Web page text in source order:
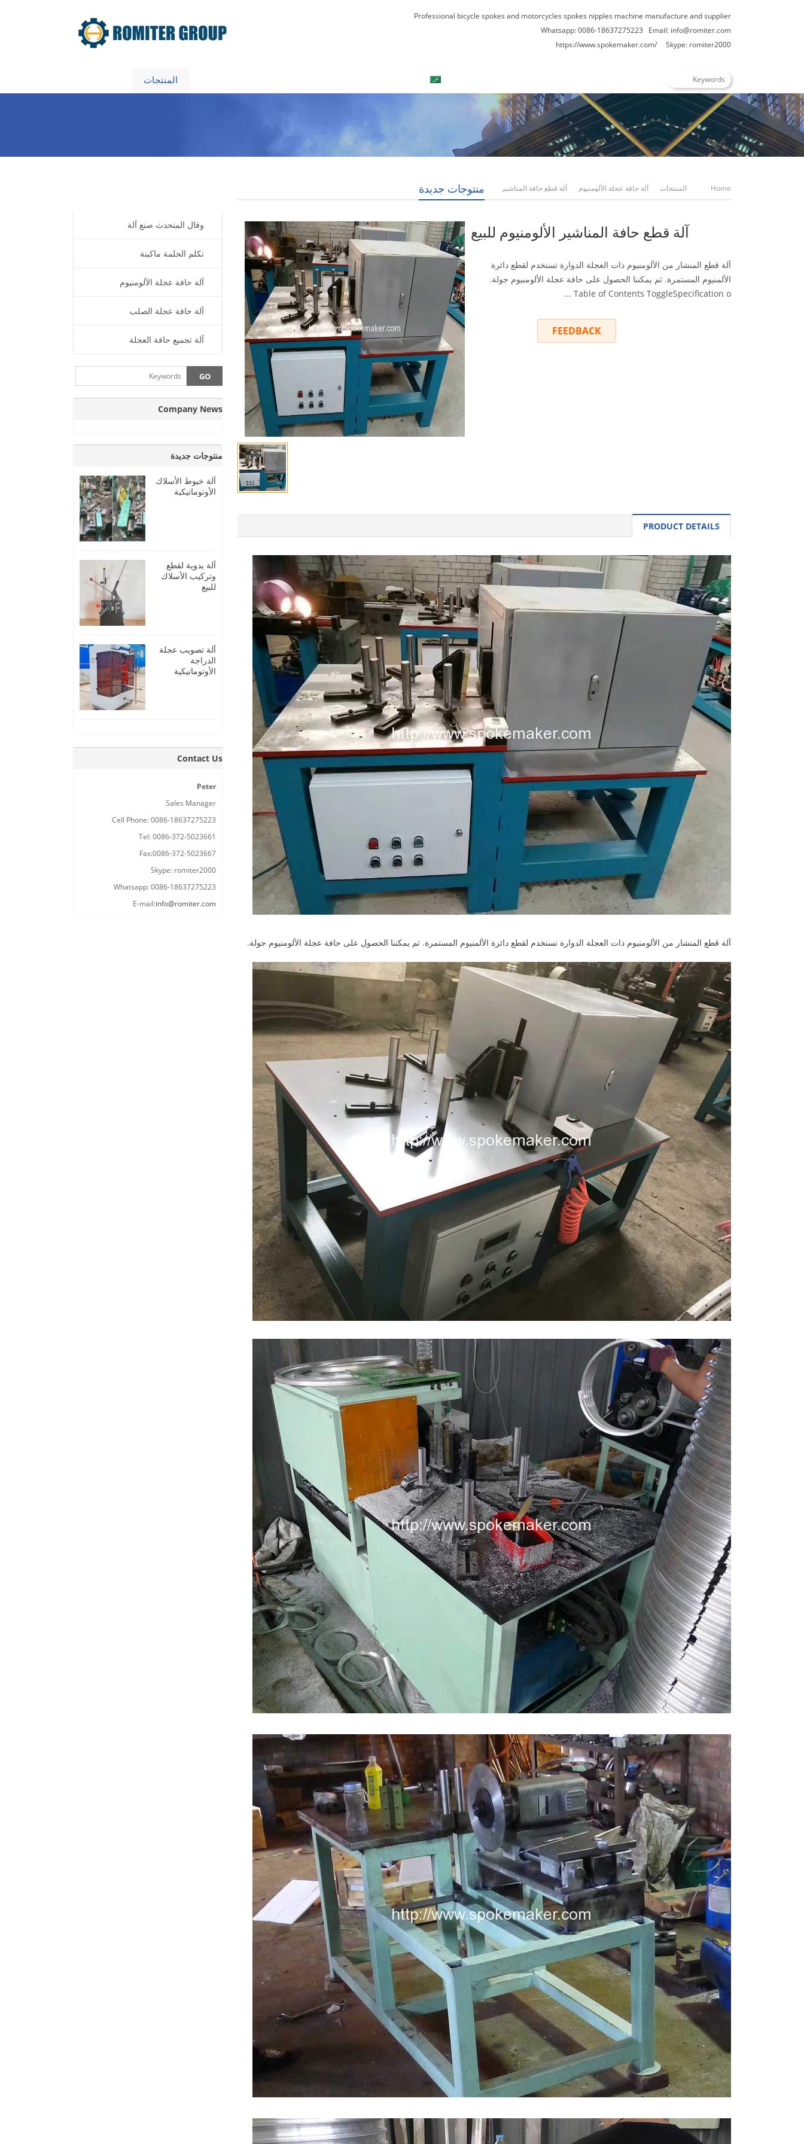
Professional bicycle spokes and motorcycles spokes nipples machine manufacture and supplier
Whatsapp: 0086-18637275223 Email: info@romiter.com
https://www.spokemaker.com/ Skype: romiter2000
المنتجات
منتوجات جديدة Home المنتجات آلة حافة عجلة الألومنيوم آلة قطع حافة المناشير
آلة قطع حافة المناشير الألومنيوم للبيع
آلة قطع المنشار من الألومنيوم ذات العجلة الدوارة تستخدم لقطع دائرة
الألمنيوم المستمرة. ثم يمكننا الحصول على حافة عجلة الألومنيوم جولة.
Table of Contents ToggleSpecification o ...
FEEDBACK
PRODUCT DETAILS
آلة قطع المنشار من الألومنيوم ذات العجلة الدوارة تستخدم لقطع دائرة الألمنيوم المستمرة. ثم يمكننا الحصول على حافة عجلة الألومنيوم جولة.
وقال المتحدث صنع آلة
تكلم الحلمة ماكينة
آلة حافة عجلة الألومنيوم
آلة حافة عجلة الصلب
آلة تجميع حافة العجلة
Company News
منتوجات جديدة
آلة خيوط الأسلاك
الأوتوماتيكية
آلة يدوية لقطع
وتركيب الأسلاك
للبيع
آلة تصويب عجلة
الدراجة
الأوتوماتيكية
Contact Us
Peter
Sales Manager
Cell Phone: 0086-18637275223
Tel: 0086-372-5023661
Fax:0086-372-5023667
Skype: romiter2000
Whatsapp: 0086-18637275223
E-mail:info@romiter.com